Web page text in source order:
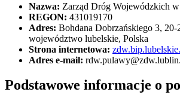
Nazwa: Zarząd Dróg Wojewódzkich
REGON: 431019170
Adres: Bohdana Dobrzańskiego 3,
województwo lubelskie, Polska
Strona internetowa:
Adres e-mail:
Podstawowe informacje o